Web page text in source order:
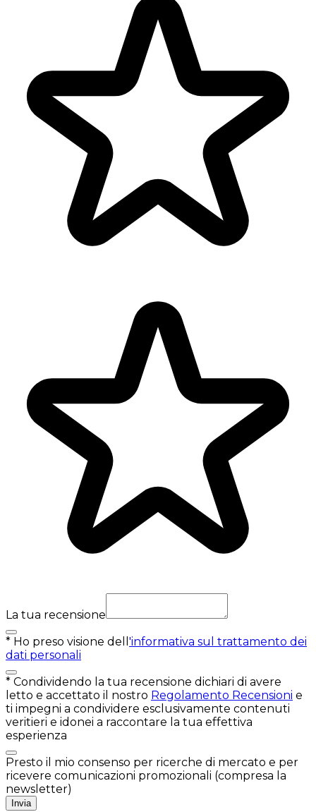
La tua recensione
* Ho preso visione dell 'informativa sul trattamento dei
dati personali
* Condividendo la tua recensione dichiari di avere
letto e accettato il nostro Regolamento Recensioni e
ti impegni a condividere esclusivamente contenuti
veritieri e idonei a raccontare la tua effettiva
esperienza
Presto il mio consenso per ricerche di mercato e per
ricevere comunicazioni promozionali (compresa la
newsletter)
Invia